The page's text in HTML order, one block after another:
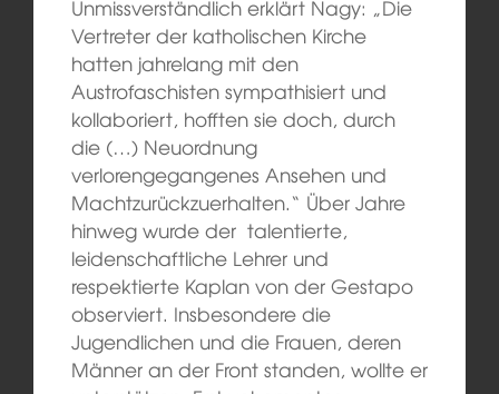
Unmissverständlich erklärt Nagy: „Die
Vertreter der katholischen Kirche
hatten jahrelang mit den
Austrofaschisten sympathisiert und
kollaboriert, hofften sie doch, durch
die (…) Neuordnung
verlorengegangenes Ansehen und
Machtzurückzuerhalten.“ Über Jahre
hinweg wurde der talentierte,
leidenschaftliche Lehrer und
respektierte Kaplan von der Gestapo
observiert. Insbesondere die
Jugendlichen und die Frauen, deren
Männer an der Front standen, wollte er